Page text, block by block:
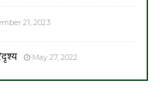
21, 2023
May 27, 2022